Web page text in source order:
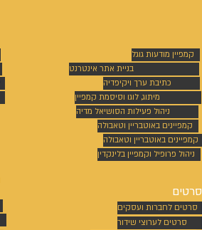
קמפיין מודעות גוגל
בניית אתר אינטרנט
כתיבת ערך ויקיפדיה
מיתוג, לוגו וסיסמת קמפיין
ניהול פעילות הסושיאל מדיה
קמפיינים באוטבריין וטאבולה
קמפיינים באוטבריין וטאבולה
ניהול פרופיל וקמפיין בלינקדין
סרטים
סרטים לחברות ועסקים
סרטים לערוצי שידור